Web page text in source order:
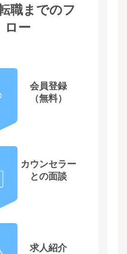
職までのフ
ロー
会員登録
（無料）
カウンセラー
との面談
求人紹介